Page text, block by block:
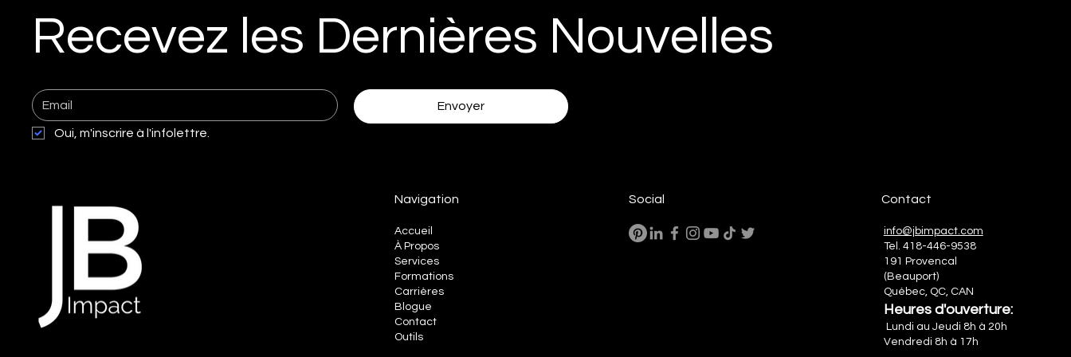
votre site en machine à générer du
trafic organique avec ces
techniques éprouvées.
Recevez les Dernières Nouvelles
Envoyer
Oui, m'inscrire à l'infolettre.
Navigation
Accueil
À Propos
Services
Formations
Carrières
Blogue
Contact
Outils
Social Contact
info@jbimpact.com
Tel. 418-446-9538
191 Provencal
(Beauport)
Québec, QC, CAN
Heures d'ouverture:
Lundi au Jeudi 8h à 20h
Vendredi 8h à 17h